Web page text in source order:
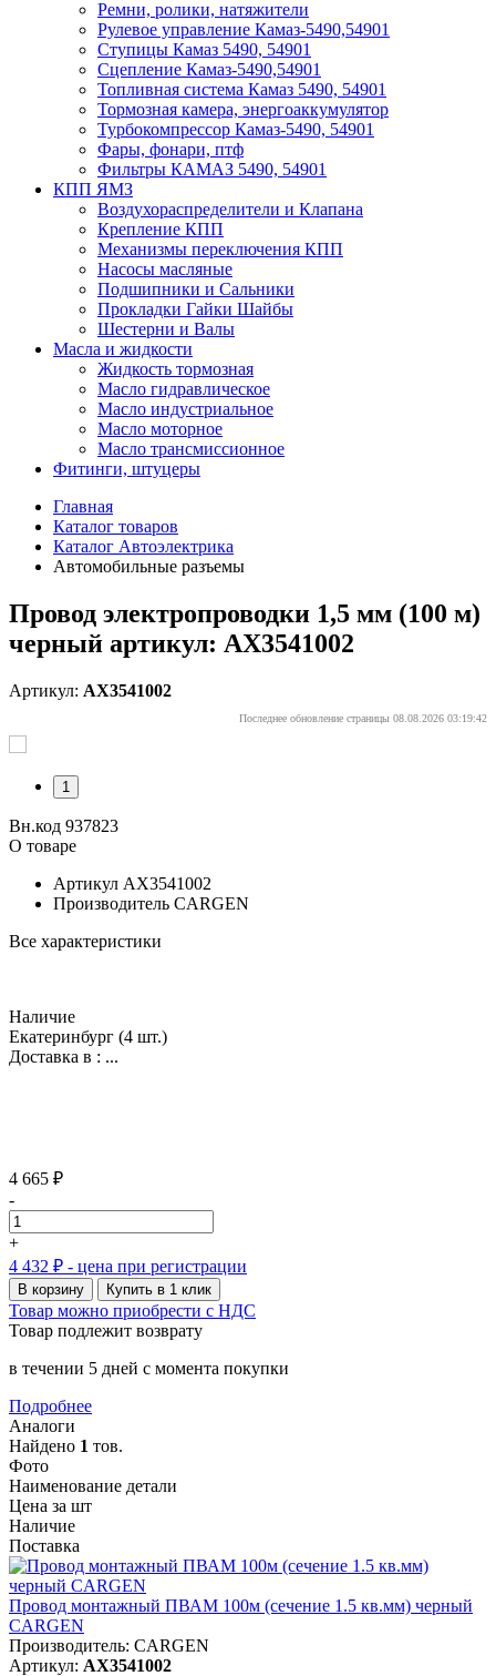
Ремни, ролики, натяжители
Рулевое управление Камаз-5490,54901
Ступицы Камаз 5490, 54901
Сцепление Камаз-5490,54901
Топливная система Камаз 5490, 54901
Тормозная камера, энергоаккумулятор
Турбокомпрессор Камаз-5490, 54901
Фары, фонари, птф
Фильтры КАМАЗ 5490, 54901
КПП ЯМЗ
Воздухораспределители и Клапана
Крепление КПП
Механизмы переключения КПП
Насосы масляные
Подшипники и Сальники
Прокладки Гайки Шайбы
Шестерни и Валы
Масла и жидкости
Жидкость тормозная
Масло гидравлическое
Масло индустриальное
Масло моторное
Масло трансмиссионное
Фитинги, штуцеры
Главная
Каталог товаров
Каталог Автоэлектрика
Автомобильные разъемы
Провод электропроводки 1,5 мм (100 м)
черный артикул: AX3541002
Артикул: AX3541002
Последнее обновление страницы 08.08.2026 03:19:42
1
Вн.код 937823
О товаре
Артикул AX3541002
Производитель CARGEN
Все характеристики
Наличие
Екатеринбург (4 шт.)
Доставка в : ...
4 665 ₽
-
+
4 432 ₽ - цена при регистрации
В корзину Купить в 1 клик
Товар можно приобрести с НДС
Товар подлежит возврату
в течении 5 дней с момента покупки
Подробнее
Аналоги
Найдено 1 тов.
Фото
Наименование детали
Цена за шт
Наличие
Поставка
Провод монтажный ПВАМ 100м (сечение 1.5 кв.мм) черный
CARGEN
Производитель: CARGEN
Артикул: AX3541002